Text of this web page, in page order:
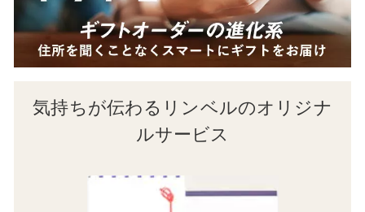
気持ちが伝わるリンベルのオリジナ
ルサービス